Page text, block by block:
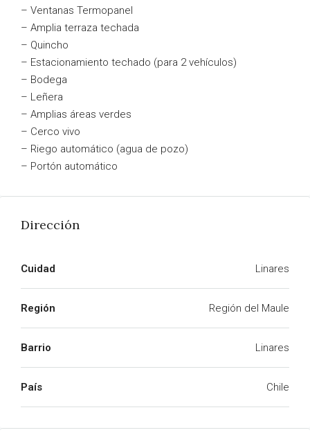
– Ventanas Termopanel
– Amplia terraza techada
– Quincho
– Estacionamiento techado (para 2 vehículos)
– Bodega
– Leñera
– Amplias áreas verdes
– Cerco vivo
– Riego automático (agua de pozo)
– Portón automático
Dirección
Cuidad Linares
Región Región del Maule
Barrio Linares
País Chile